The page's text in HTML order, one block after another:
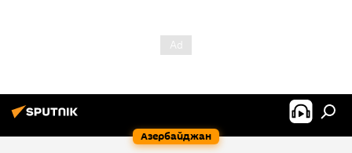
Азербайджан